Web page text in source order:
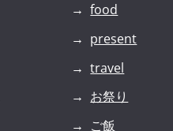
food
present
travel
お祭り
ご飯